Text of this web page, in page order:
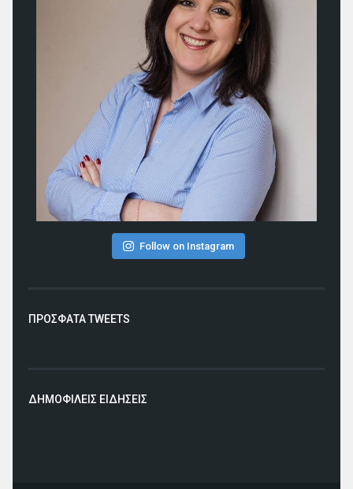
Follow on Instagram
ΠΡΟΣΦΑΤΑ TWEETS
ΔΗΜΟΦΙΛΕΙΣ ΕΙΔΗΣΕΙΣ